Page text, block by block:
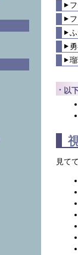
▼
▼
▼
▼
▼
以
見て